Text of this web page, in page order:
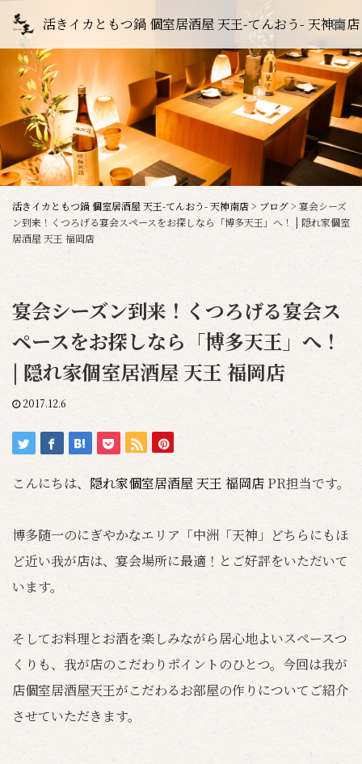
活きイカともつ鍋 個室居酒屋 天王-てんおう- 天神南店
活きイカともつ鍋 個室居酒屋 天王-てんおう- 天神南店> ブログ> 宴会シーズ
ン到来！くつろげる宴会スペースをお探しなら「博多天王」へ！ | 隠れ家個室
居酒屋 天王 福岡店
宴会シーズン到来！くつろげる宴会ス
ペースをお探しなら「博多天王」へ！
| 隠れ家個室居酒屋 天王 福岡店
2017.12.6
こんにちは、 隠れ家個室居酒屋 天王 福岡店 PR担当です。
博多随一のにぎやかなエリア「中洲「天神」どちらにもほ
ど近い我が店は、宴会場所に最適！とご好評をいただいて
います。
そしてお料理とお酒を楽しみながら居心地よいスペースつ
くりも、我が店のこだわりポイントのひとつ。今回は我が
店個室居酒屋天王がこだわるお部屋の作りについてご紹介
させていただきます。